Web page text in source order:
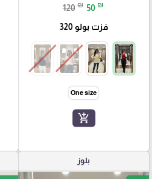
120 ₪ 50 ₪
فزت بولو 320
One size
add_shopping_cart
بلوز